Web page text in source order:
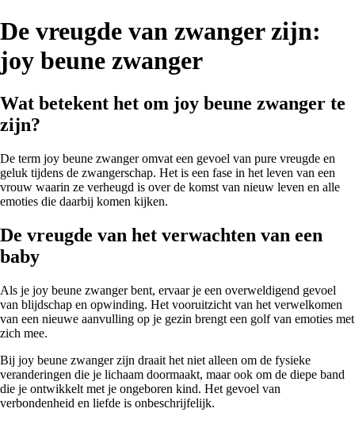
De vreugde van zwanger zijn:
joy beune zwanger
Wat betekent het om joy beune zwanger te
zijn?
De term joy beune zwanger omvat een gevoel van pure vreugde en
geluk tijdens de zwangerschap. Het is een fase in het leven van een
vrouw waarin ze verheugd is over de komst van nieuw leven en alle
emoties die daarbij komen kijken.
De vreugde van het verwachten van een
baby
Als je joy beune zwanger bent, ervaar je een overweldigend gevoel
van blijdschap en opwinding. Het vooruitzicht van het verwelkomen
van een nieuwe aanvulling op je gezin brengt een golf van emoties met
zich mee.
Bij joy beune zwanger zijn draait het niet alleen om de fysieke
veranderingen die je lichaam doormaakt, maar ook om de diepe band
die je ontwikkelt met je ongeboren kind. Het gevoel van
verbondenheid en liefde is onbeschrijfelijk.